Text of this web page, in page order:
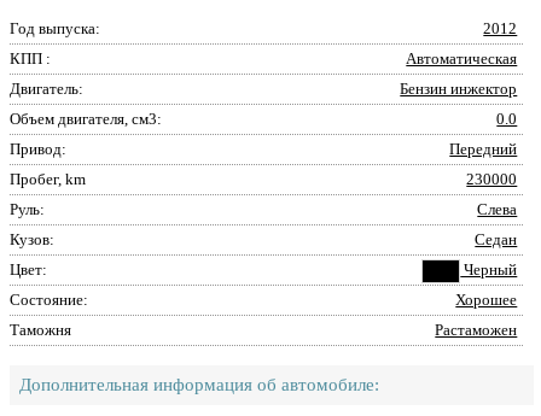
Год выпуска:
2012
КПП :
Автоматическая
Двигатель:
Бензин инжектор
Объем двигателя, см3:
0.0
Привод:
Передний
Пробег, km
230000
Руль:
Слева
Кузов:
Седан
Цвет:
Черный
Состояние:
Хорошее
Таможня
Растаможен
Дополнительная информация об автомобиле: